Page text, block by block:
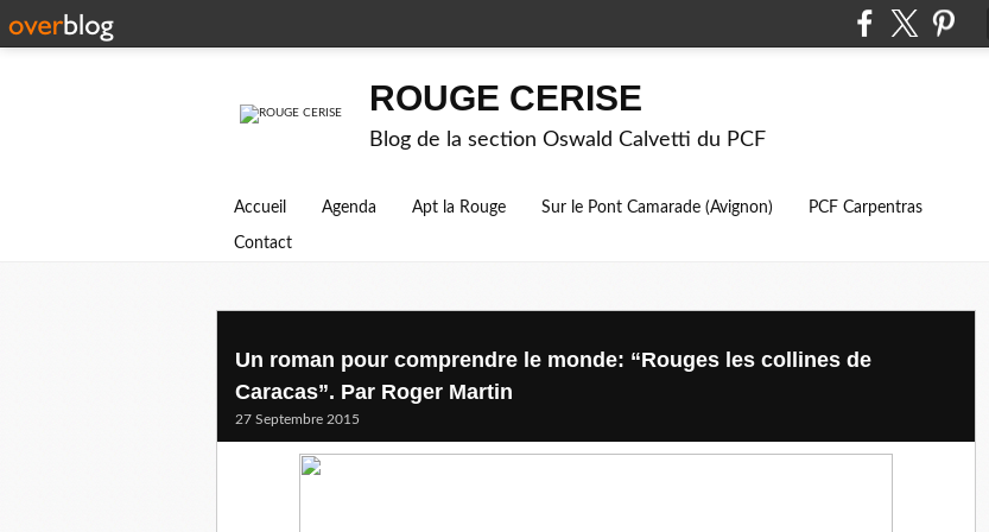
ROUGE CERISE
Blog de la section Oswald Calvetti du PCF
Accueil Agenda Apt la Rouge Sur le Pont Camarade (Avignon) PCF Carpentras
Contact
Un roman pour comprendre le monde: “Rouges les collines de
Caracas”. Par Roger Martin
27 Septembre 2015